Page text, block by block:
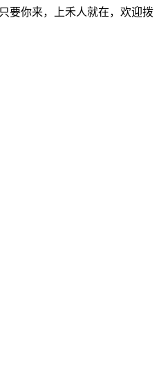
要你来，上禾人就在，欢迎拨